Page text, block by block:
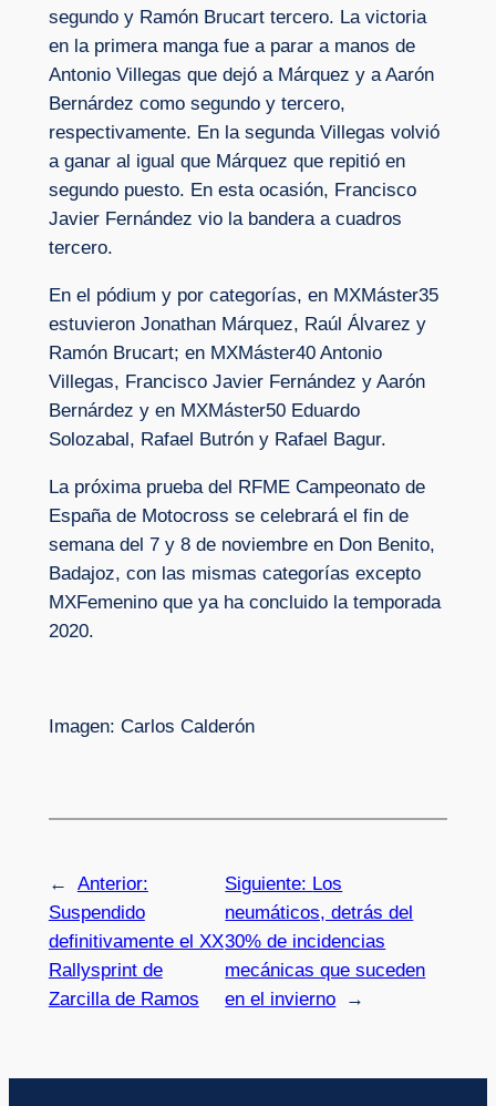
segundo y Ramón Brucart tercero. La victoria
en la primera manga fue a parar a manos de
Antonio Villegas que dejó a Márquez y a Aarón
Bernárdez como segundo y tercero,
respectivamente. En la segunda Villegas volvió
a ganar al igual que Márquez que repitió en
segundo puesto. En esta ocasión, Francisco
Javier Fernández vio la bandera a cuadros
tercero.
En el pódium y por categorías, en MXMáster35
estuvieron Jonathan Márquez, Raúl Álvarez y
Ramón Brucart; en MXMáster40 Antonio
Villegas, Francisco Javier Fernández y Aarón
Bernárdez y en MXMáster50 Eduardo
Solozabal, Rafael Butrón y Rafael Bagur.
La próxima prueba del RFME Campeonato de
España de Motocross se celebrará el fin de
semana del 7 y 8 de noviembre en Don Benito,
Badajoz, con las mismas categorías excepto
MXFemenino que ya ha concluido la temporada
2020.
Imagen: Carlos Calderón
←
Anterior:
Suspendido
definitivamente el XX
Rallysprint de
Zarcilla de Ramos
Siguiente: Los
neumáticos, detrás del
30% de incidencias
mecánicas que suceden
en el invierno
→